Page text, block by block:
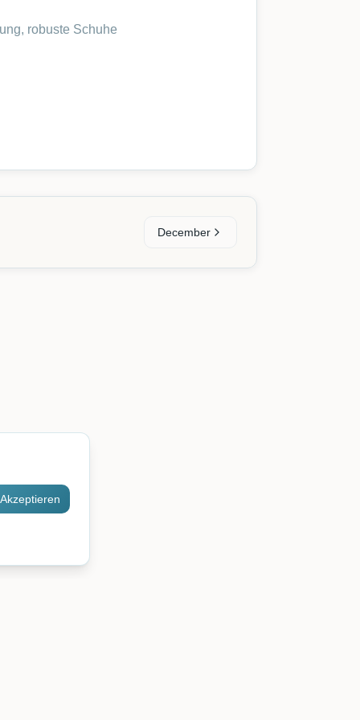
robuste Schuhe
December
Akzeptieren